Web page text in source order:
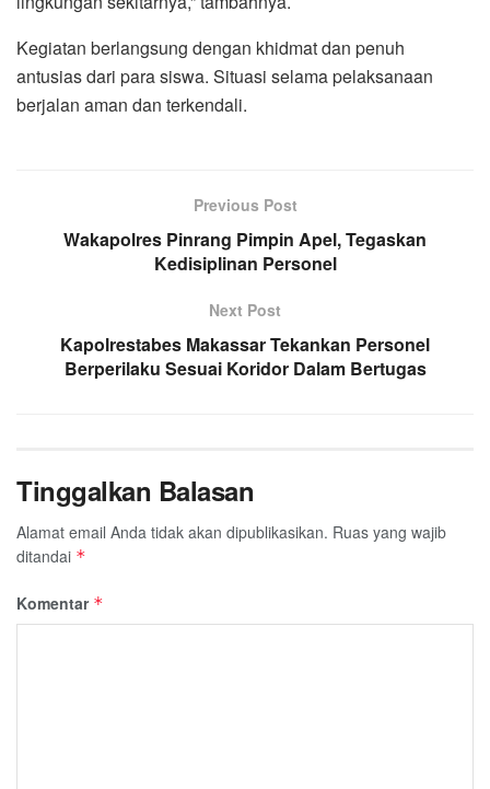
Kegiatan berlangsung dengan khidmat dan penuh
antusias dari para siswa. Situasi selama pelaksanaan
berjalan aman dan terkendali.
Previous Post
Wakapolres Pinrang Pimpin Apel, Tegaskan
Kedisiplinan Personel
Next Post
Kapolrestabes Makassar Tekankan Personel
Berperilaku Sesuai Koridor Dalam Bertugas
Tinggalkan Balasan
Alamat email Anda tidak akan dipublikasikan. Ruas yang wajib
ditandai *
Komentar *